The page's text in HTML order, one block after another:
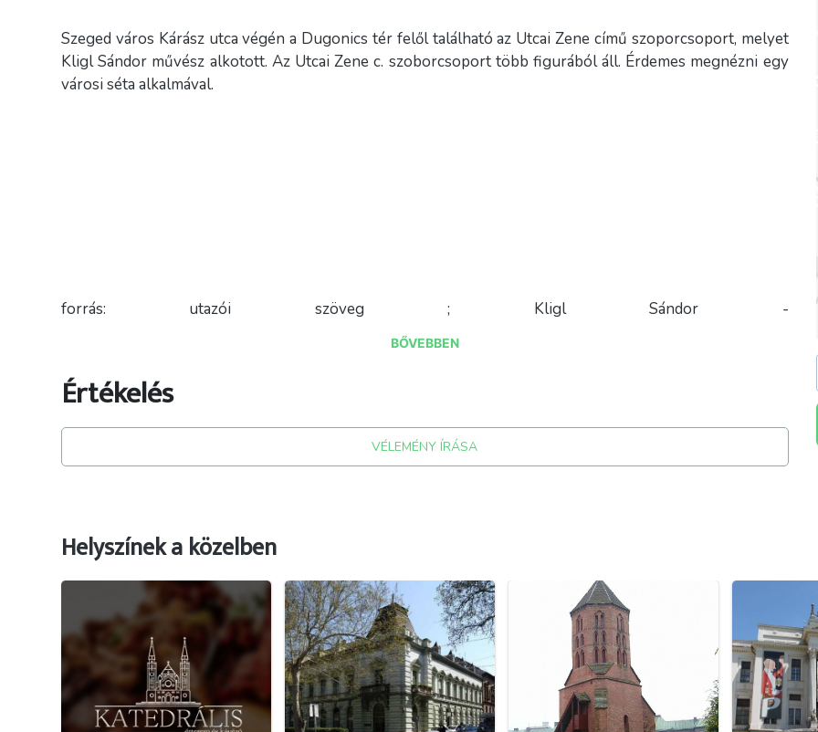
Szeged város Kárász utca végén a Dugonics tér felől található az Utcai Zene című szoporcsoport, melyet
Kligl Sándor művész alkotott. Az Utcai Zene c. szoborcsoport több figurából áll. Érdemes megnézni egy
városi séta alkalmával.
forrás: utazói szöveg ; Kligl Sándor -
wikipedia.org/wiki/Kligl_Sándor#/media/
; Somorjai Ferenc - wikipedia.org/wiki/Kárász_utca_(Szeged)?
fbclid=IwAR0P7RgdvN5AKibc3ya5V5XdDmTIUsf60XZFybjpWVrKxwQRv9dgmDHQaWM#/media/
BŐVEBBEN
Értékelés
VÉLEMÉNY ÍRÁSA
Helyszínek a közelben